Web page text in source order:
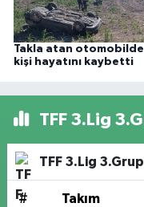
Takla atan
kişi hayatını kaybetti
TFF 3.Lig
TFF 3.Lig 3.Grup
# Takım